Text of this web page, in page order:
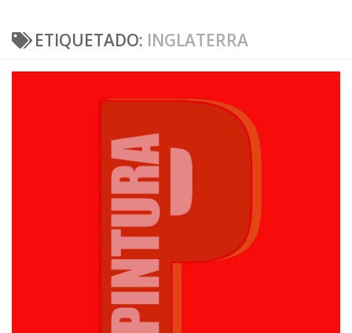
ETIQUETADO: INGLATERRA